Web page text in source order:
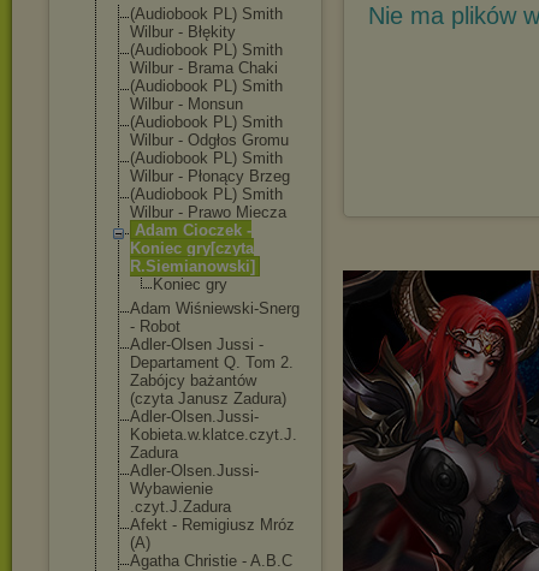
(Audiobook PL) Smith
Wilbur - Błękity
(Audiobook PL) Smith
Wilbur - Brama Chaki
(Audiobook PL) Smith
Wilbur - Monsun
(Audiobook PL) Smith
Wilbur - Odgłos Gromu
(Audiobook PL) Smith
Wilbur - Płonący Brzeg
(Audiobook PL) Smith
Wilbur - Prawo Miecza
Adam Cioczek -
Koniec gry[czyta
R.Siemianowski]
Koniec gry
Adam Wiśniewski-Snerg
- Robot
Adler-Olsen Jussi -
Departament Q. Tom 2.
Zabójcy bażantów
(czyta Janusz Zadura)
Adler-Olsen.Jussi-
Kobieta.w. klatce.czyt.J.
Zadura
Adler-Olsen.Jussi-
Wybawienie
.czyt.J.Zadura
Afekt - Remigiusz Mróz
(A)
Agatha Christie - A.B.C
Nie ma plików